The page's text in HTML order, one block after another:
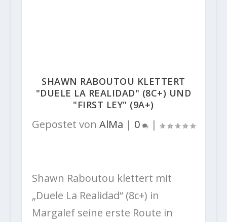
SHAWN RABOUTOU KLETTERT
"DUELE LA REALIDAD" (8C+) UND
"FIRST LEY" (9A+)
Gepostet von AlMa | 0 |
Shawn Raboutou klettert mit
„Duele La Realidad“ (8c+) in
Margalef seine erste Route in